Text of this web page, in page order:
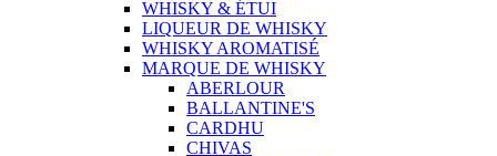
WHISKY & ÉTUI
LIQUEUR DE WHISKY
WHISKY AROMATISÉ
MARQUE DE WHISKY
ABERLOUR
BALLANTINE'S
CARDHU
CHIVAS